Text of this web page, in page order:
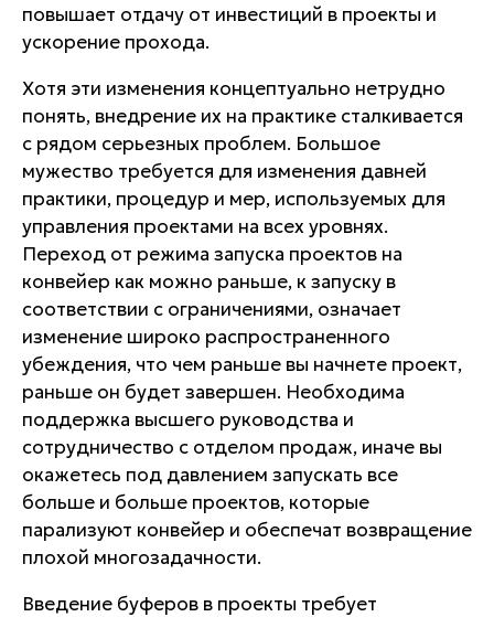
повышает отдачу от инвестиций в проекты и
ускорение прохода.
Хотя эти изменения концептуально нетрудно
понять, внедрение их на практике сталкивается
с рядом серьезных проблем. Большое
мужество требуется для изменения давней
практики, процедур и мер, используемых для
управления проектами на всех уровнях.
Переход от режима запуска проектов на
конвейер как можно раньше, к запуску в
соответствии с ограничениями, означает
изменение широко распространенного
убеждения, что чем раньше вы начнете проект,
раньше он будет завершен. Необходима
поддержка высшего руководства и
сотрудничество с отделом продаж, иначе вы
окажетесь под давлением запускать все
больше и больше проектов, которые
парализуют конвейер и обеспечат возвращение
плохой многозадачности.
Введение буферов в проекты требует